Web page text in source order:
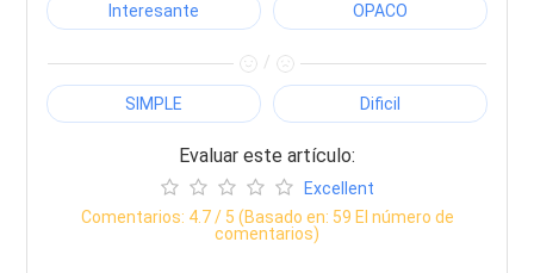
Interesante OPACO
/
SIMPLE Dificil
Evaluar este artículo:
Excellent
Comentarios: 4.7/ 5 (Basado en: 59 El número de
comentarios)